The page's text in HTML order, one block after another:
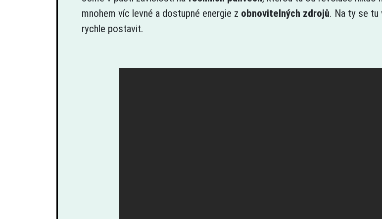
mnohem víc levné a dostupné energie z obnovitelných zdrojů. Na ty se tu
rychle postavit.